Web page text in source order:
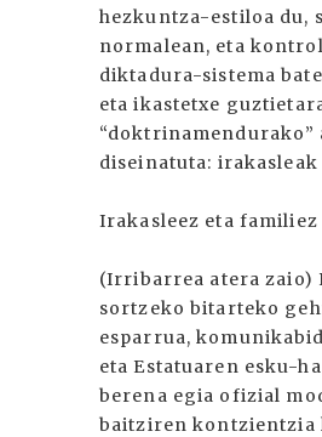
hezkuntza-estiloa du,
normalean, eta
diktadura-sistema
eta ikastetxe
“doktrinamendurako”
diseinatuta:
Irakasleez eta familiez
(Irribarrea atera zaio)
sortzeko bitarteko
esparrua,
eta Estatuaren esku-
berena egia ofizial
baitziren kontzientzia